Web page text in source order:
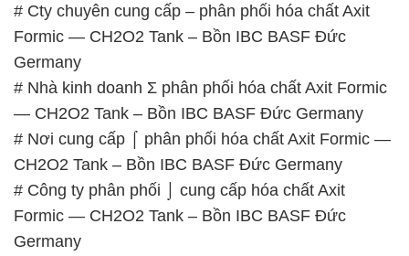
# Cty chuyên cung cấp – phân phối hóa chất Axit
Formic — CH2O2 Tank – Bồn IBC BASF Đức
Germany
# Nhà kinh doanh Σ phân phối hóa chất Axit Formic
— CH2O2 Tank – Bồn IBC BASF Đức Germany
# Nơi cung cấp ⌠ phân phối hóa chất Axit Formic —
CH2O2 Tank – Bồn IBC BASF Đức Germany
# Công ty phân phối ⌡ cung cấp hóa chất Axit
Formic — CH2O2 Tank – Bồn IBC BASF Đức
Germany